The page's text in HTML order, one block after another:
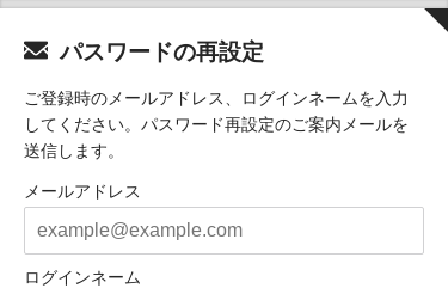
パスワードの再設定
ご登録時のメールアドレス、ログインネームを入力
してください。パスワード再設定のご案内メールを
送信します。
メールアドレス
ログインネーム